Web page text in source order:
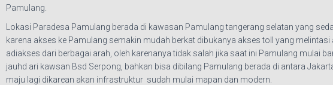
Pamulang.
Lokasi Paradesa Pamulang berada di kawasan Pamulang tangerang selatan yang
karena akses ke Pamulang semakin mudah berkat dibukanya akses toll yang
adiakses dari berbagai arah, oleh karenanya tidak salah jika saat ini Pamulang mulai
jauhd ari kawsan Bsd Serpong, bahkan bisa dibilang Pamulang berada di antara
maju lagi dikarean akan infrastruktur sudah mulai mapan dan modern.